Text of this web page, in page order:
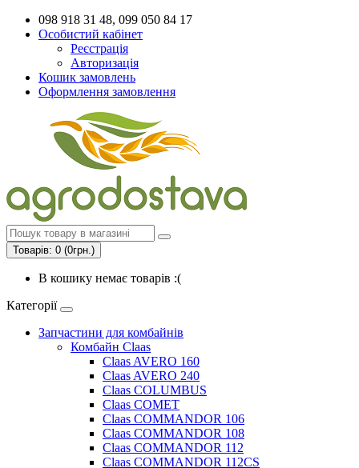
098 918 31 48, 099 050 84 17
Особистий кабінет
Реєстрація
Авторизація
Кошик замовлень
Оформлення замовлення
Товарів: 0 (0грн.)
В кошику немає товарів :(
Категорії
Запчастини для комбайнів
Комбайн Claas
Claas AVERO 160
Claas AVERO 240
Claas COLUMBUS
Claas COMET
Claas COMMANDOR 106
Claas COMMANDOR 108
Claas COMMANDOR 112
Claas COMMANDOR 112CS